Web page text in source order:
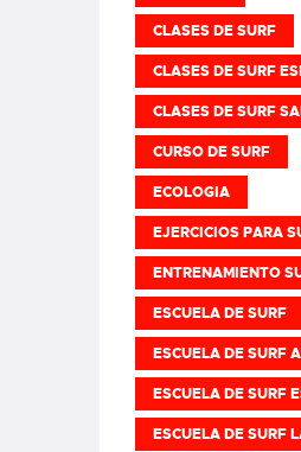
CLASES DE SURF
CLASES DE SURF
CLASES DE SURF
CURSO DE SURF
ECOLOGIA
EJERCICIOS PARA
ENTRENAMIENTO
ESCUELA DE SURF
ESCUELA DE SURF
ESCUELA DE SURF
ESCUELA DE SURF